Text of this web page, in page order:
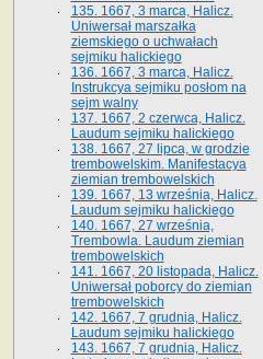
135. 1667, 3 marca, Halicz.
Uniwersał marszałka
ziemskiego o uchwałach
sejmiku halickiego
136. 1667, 3 marca, Halicz.
Instrukcya sejmiku posłom na
sejm walny
137. 1667, 2 czerwca, Halicz.
Laudum sejmiku halickiego
138. 1667, 27 lipca, w grodzie
trembowelskim. Manifestacya
ziemian trembowelskich
139. 1667, 13 września, Halicz.
Laudum sejmiku halickiego
140. 1667, 27 września,
Trembowla. Laudum ziemian
trembowelskich
141. 1667, 20 listopada, Halicz.
Uniwersał poborcy do ziemian
trembowelskich
142. 1667, 7 grudnia, Halicz.
Laudum sejmiku halickiego
143. 1667, 7 grudnia, Halicz.